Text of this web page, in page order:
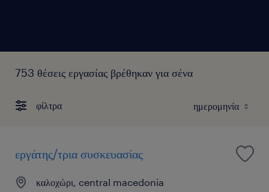
753 θέσεις εργασίας βρέθηκαν για σένα
φίλτρα
εργάτης/τρια συσκευασίας
καλοχώρι, central macedonia